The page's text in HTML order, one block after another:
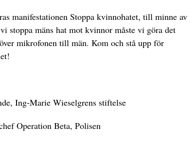
manifestationen Stoppa kvinnohatet, till minne av
stoppa mäns hat mot kvinnor måste vi göra det
mikrofonen till män. Kom och stå upp för
Ing-Marie Wieselgrens stiftelse
Operation Beta, Polisen